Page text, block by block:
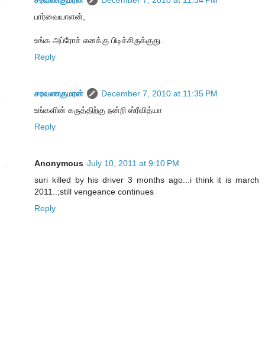
பார்வையாளன்,
உங்க அப்ரோச் எனக்கு பிடிச்சிருக்குது.
Reply
சரவணகுமரன்
December 7, 2010 at 11:35 PM
உங்களின் கருத்திற்கு நன்றி ஸ்ரீவித்யா
Reply
Anonymous July 10, 2011 at 9:10 PM
suri killed by his driver 3 months ago...i think it is march
2011..;still vengeance continues
Reply